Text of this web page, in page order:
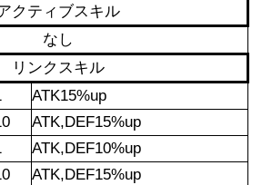
クティブスキル
なし
リンクスキル
ATK15%up
ATK,DEF15%up
ATK,DEF10%up
ATK,DEF15%up